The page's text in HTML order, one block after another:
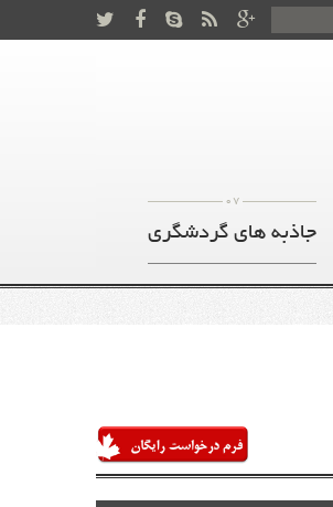
07
جاذبه های گردشگری